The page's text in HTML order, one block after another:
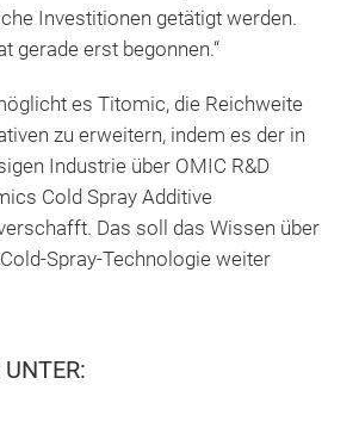
Investitionen getätigt werden.
gerade erst begonnen.“
es Titomic, die Reichweite
zu erweitern, indem es der in
Industrie über OMIC R&D
Cold Spray Additive
Das soll das Wissen über
Spray-Technologie weiter